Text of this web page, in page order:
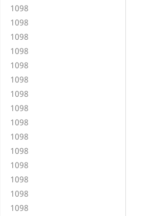
1098
1098
1098
1098
1098
1098
1098
1098
1098
1098
1098
1098
1098
1098
1098